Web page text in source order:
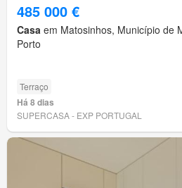
485 000 €
Casa em Matosinhos, Município de
Porto
Terraço
Há 8 dias
SUPERCASA - EXP PORTUGAL